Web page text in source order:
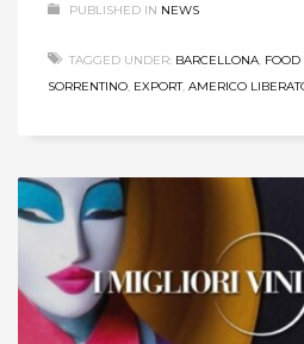
PUBLISHED IN NEWS
TAGGED UNDER: BARCELLONA, FOOD
SORRENTINO, EXPORT, AMERICO